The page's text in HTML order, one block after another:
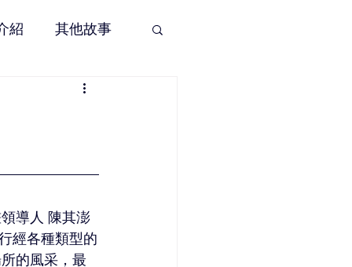
紹 其他故事
導人 陳其澎
經各種類型的
的風采，最